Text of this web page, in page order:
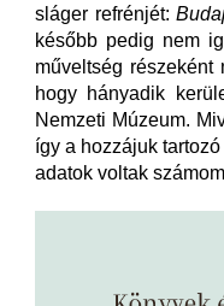
sláger refrénjét:
később pedig nem
műveltség
hogy hányadik
Nemzeti Múzeum.
így a hozzájuk
adatok voltak